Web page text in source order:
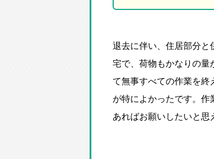
退去に伴い、住居部分
宅で、荷物もかなりの
て無事すべての作業を
が特によかったです。
あればお願いしたいと思